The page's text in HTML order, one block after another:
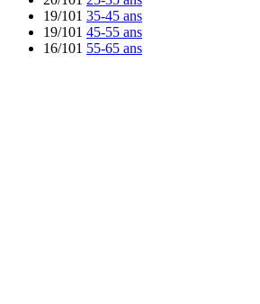
19/101 35-45 ans
19/101 45-55 ans
16/101 55-65 ans